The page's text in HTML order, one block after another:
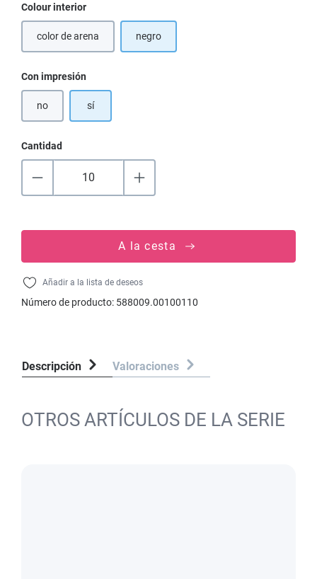
Seleccione
Colour interior
color de arena(Esta opción no está disponible en este momento.)
negro
Seleccione
Con impresión
no sí
Cantidad
A la cesta
Añadir a la lista de deseos
Número de producto: 588009.00100110
Descripción Valoraciones
OTROS ARTÍCULOS DE LA SERIE